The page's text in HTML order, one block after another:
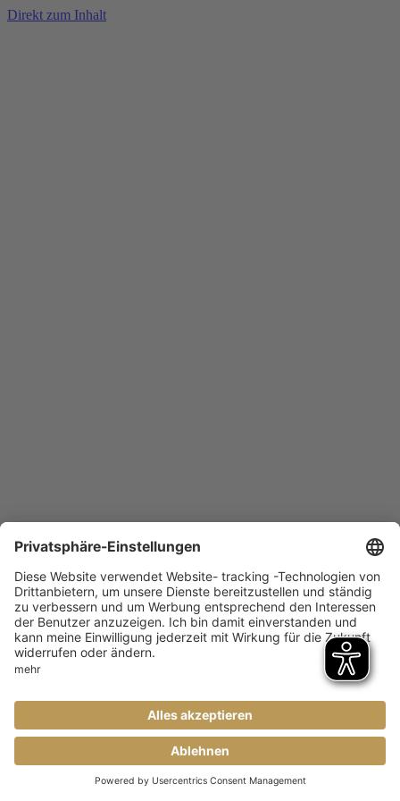
Direkt zum Inhalt